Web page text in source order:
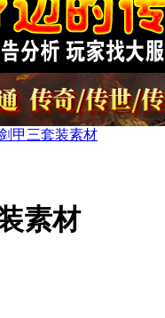
剑甲三套装素材
素材